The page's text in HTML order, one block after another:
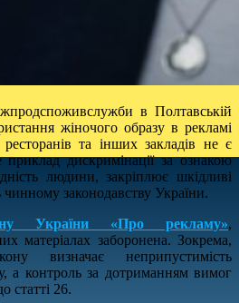
в Полтавській
жіночого образу в рекламі
ресторанів та інших закладів не є
дискримінації за ознакою
людини, закріплює шкідливі
чинному законодавству України.
України «Про рекламу»,
матеріалах заборонена. Зокрема,
визначає неприпустимість
а контроль за дотриманням вимог
статті 26.